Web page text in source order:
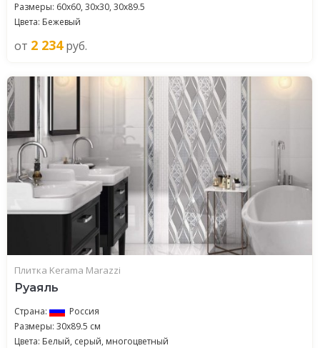
Размеры: 60x60, 30x30, 30x89.5
Цвета: Бежевый
от 2 234руб.
Плитка Kerama Marazzi
Руаяль
Страна:
Россия
Размеры: 30x89.5 см
Цвета: Белый, серый, многоцветный